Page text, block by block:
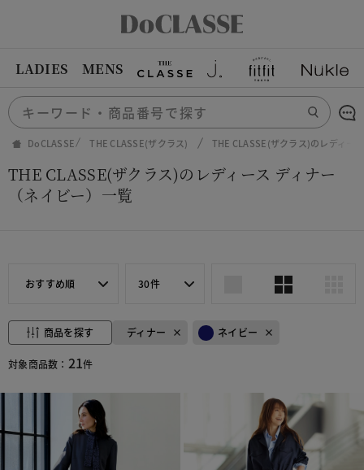
LADIES MENS
DoCLASSE THE CLASSE(ザクラス) THE CLASSE(ザクラス)のレディー
THE CLASSE(ザクラス)のレディース ディナー
（ネイビー）一覧
おすすめ順 30件
商品を探す ディナー ネイビー
対象商品数： 21件